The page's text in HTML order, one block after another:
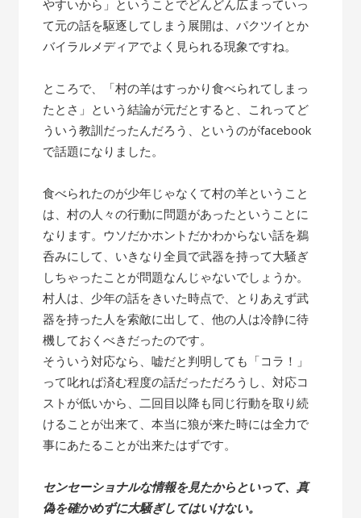
やすいから」ということでどんどん広まっていっ
て元の話を駆逐してしまう展開は、パクツイとか
バイラルメディアでよく見られる現象ですね。
ところで、「村の羊はすっかり食べられてしまっ
たとさ」という結論が元だとすると、これってど
ういう教訓だったんだろう、というのがfacebook
で話題になりました。
食べられたのが少年じゃなくて村の羊ということ
は、村の人々の行動に問題があったということに
なります。ウソだかホントだかわからない話を鵜
呑みにして、いきなり全員で武器を持って大騒ぎ
しちゃったことが問題なんじゃないでしょうか。
村人は、少年の話をきいた時点で、とりあえず武
器を持った人を索敵に出して、他の人は冷静に待
機しておくべきだったのです。
そういう対応なら、嘘だと判明しても「コラ！」
って叱れば済む程度の話だっただろうし、対応コ
ストが低いから、二回目以降も同じ行動を取り続
けることが出来て、本当に狼が来た時には全力で
事にあたることが出来たはずです。
センセーショナルな情報を見たからといって、真
偽を確かめずに大騒ぎしてはいけない。